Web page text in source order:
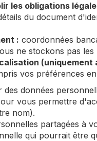
les obligations
du document
: coordonnées
ne stockons pas
vos préférences
des données
vous permettre
nom).
partagées à
qui pourrait être